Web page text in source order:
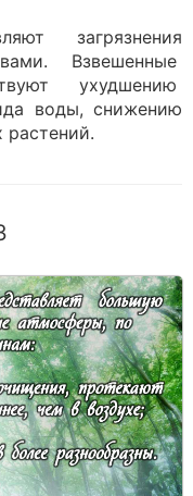
загрязнения
Взвешенные
ухудшению
воды, снижению
растений.